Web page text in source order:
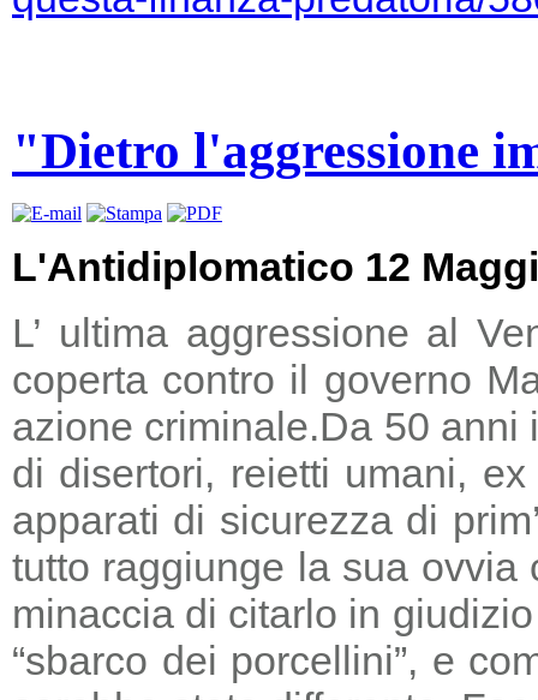
"Dietro l'aggressione
L'Antidiplomatico 12
L’ ultima aggressione al
coperta contro il governo
azione criminale.Da 50 anni
di disertori, reietti umani,
apparati di sicurezza di
tutto raggiunge la sua
minaccia di citarlo in
“sbarco dei porcellini”, e